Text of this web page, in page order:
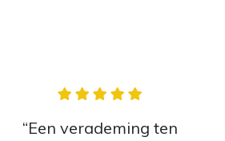
“Een verademing ten